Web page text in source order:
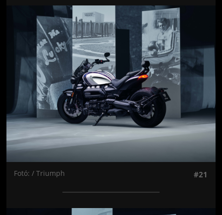
Jön még kép!
Fotó: / Triumph #21